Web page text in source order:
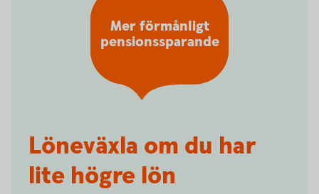
Löneväxla om du har
lite högre lön
Mer förmånligt
pensionssparande